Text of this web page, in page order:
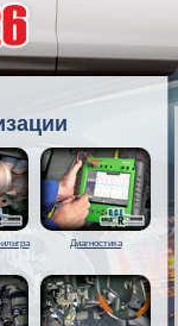
Диагностика